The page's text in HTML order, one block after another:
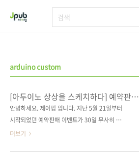
arduino custom
[아두이노 상상을 스케치하다] 예약판매
이벤트 당첨자 발표
안녕하세요. 제이펍 입니다. 지난 5월 21일부터
시작되었던 예약판매 이벤트가 30일 무사히 마
감되었습니다. 많이 성원해 주셨음에도 불구하
더보기